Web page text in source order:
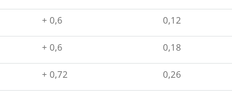
+ 0,6 0,12
+ 0,6 0,18
+ 0,72 0,26